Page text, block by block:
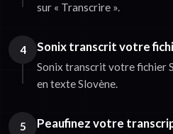
sur « Transcrire ».
4 Sonix transcrit votre
Sonix transcrit votre fichier
en texte Slovène.
5 Peaufinez votre